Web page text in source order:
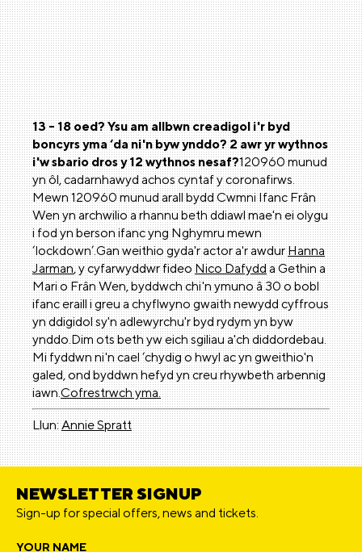
13 - 18 oed? Ysu am allbwn creadigol i'r byd
boncyrs yma ‘da ni'n byw ynddo? 2 awr yr wythnos
i'w sbario dros y 12 wythnos nesaf?120960 munud
yn ôl, cadarnhawyd achos cyntaf y coronafirws.
Mewn 120960 munud arall bydd Cwmni Ifanc Frân
Wen yn archwilio a rhannu beth ddiawl mae'n ei olygu
i fod yn berson ifanc yng Nghymru mewn
‘lockdown’.Gan weithio gyda'r actor a'r awdurHanna
Jarman, y cyfarwyddwr fideoNico Dafydda Gethin a
Mari o Frân Wen, byddwch chi'n ymuno â 30 o bobl
ifanc eraill i greu a chyflwyno gwaith newydd cyffrous
yn ddigidol sy'n adlewyrchu'r byd rydym yn byw
ynddo.Dim ots beth yw eich sgiliau a'ch diddordebau.
Mi fyddwn ni'n cael ‘chydig o hwyl ac yn gweithio'n
galed, ond byddwn hefyd yn creu rhywbeth arbennig
iawn.Cofrestrwch yma.
Llun:Annie Spratt
NEWSLETTER SIGNUP
Sign-up for special offers, news and tickets.
YOUR NAME